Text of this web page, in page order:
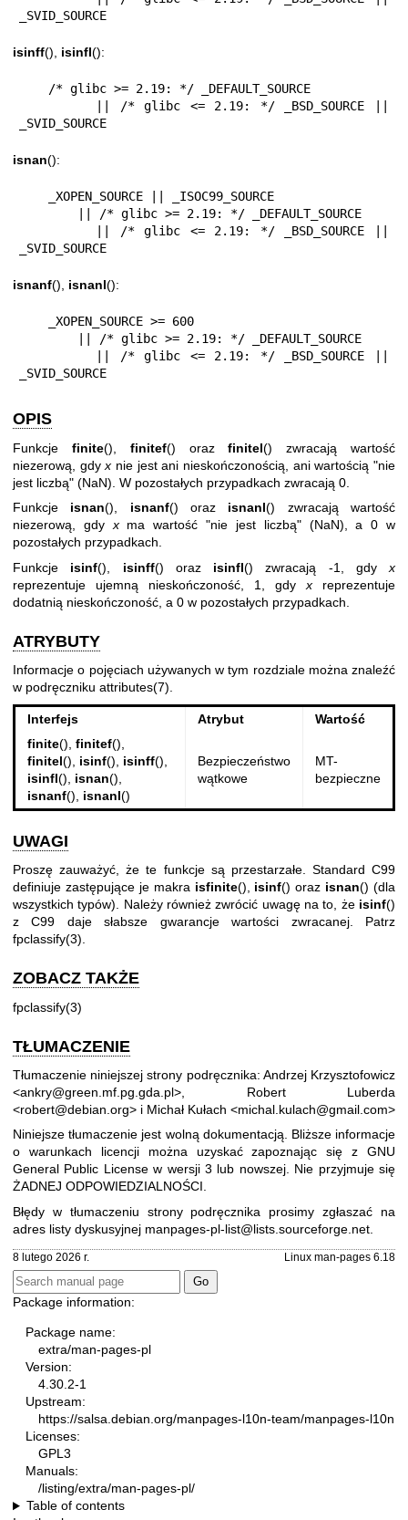
_SVID_SOURCE
isinff(), isinfl():
_SVID_SOURCE
isnan():
_SVID_SOURCE
isnanf(), isnanl():
_SVID_SOURCE
OPIS
Funkcje finite(), finitef() orazfinitel() zwracają wartość
niezerową, gdyx nie jest ani nieskończonością, ani wartością "nie
jest liczbą" (NaN). W pozostałych przypadkach zwracają 0.
Funkcje isnan(), isnanf() oraz isnanl() zwracają wartość
niezerową, gdyxma wartość "nie jest liczbą" (NaN), a 0 w
pozostałych przypadkach.
Funkcje isinf(), isinff() oraz isinfl() zwracają -1, gdy x
reprezentuje ujemną nieskończoność, 1, gdy x reprezentuje
dodatnią nieskończoność, a 0 w pozostałych przypadkach.
ATRYBUTY
Informacje o pojęciach używanych w tym rozdziale można znaleźć
w podręczniku attributes(7)
Interfejs Atrybut
Wartość
finite(), finitef(),
finitel(), isinf(), isinff(),
isinfl(), isnan(),
isnanf(), isnanl()
Bezpieczeństwo
wątkowe
MT-
bezpieczne
UWAGI
Proszę zauważyć, że te funkcje są przestarzałe. Standard C99
definiuje zastępujące je makra isfinite(), isinf() oraz isnan() (dla
wszystkich typów). Należy również zwrócić uwagę na to, że isinf()
z C99 daje słabsze gwarancje wartości zwracanej. Patrz
fpclassify(3)
ZOBACZ TAKŻE
fpclassify(3)
TŁUMACZENIE
Tłumaczenie niniejszej strony podręcznika: Andrzej Krzysztofowicz
<ankry@green.mf.pg.gda.pl>, Robert Luberda
<robert@debian.org> i Michał Kułach <michal.kulach@gmail.com>
Niniejsze tłumaczenie jest wolną dokumentacją. Bliższe informacje
o warunkach licencji można uzyskać zapoznając się z GNU
General Public License w wersji 3 lub nowszej. Nie przyjmuje się
ŻADNEJ ODPOWIEDZIALNOŚCI.
Błędy w tłumaczeniu strony podręcznika prosimy zgłaszać na
adres listy dyskusyjnej manpages-pl-list@lists.sourceforge.net
8 lutego 2026 r. Linux man-pages 6.18
Package information:
Package name:
extra/man-pages-pl
Version:
4.30.2-1
Upstream:
https://salsa.debian.org/manpages-l10n-team/manpages-l10n
Licenses:
GPL3
Manuals:
/listing/extra/man-pages-pl/
Table of contents